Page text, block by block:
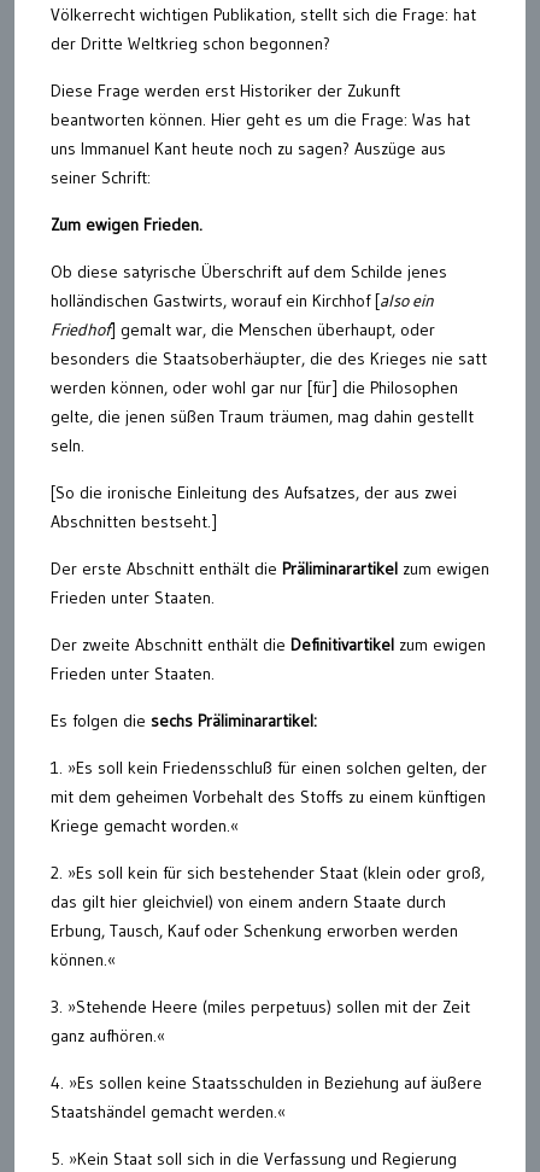
Völkerrecht wichtigen Publikation, stellt sich die Frage: hat
der Dritte Weltkrieg schon begonnen?
Diese Frage werden erst Historiker der Zukunft
beantworten können. Hier geht es um die Frage: Was hat
uns Immanuel Kant heute noch zu sagen? Auszüge aus
seiner Schrift:
Zum ewigen Frieden.
Ob diese satyrische Überschrift auf dem Schilde jenes
holländischen Gastwirts, worauf ein Kirchhof [also ein
Friedhof] gemalt war, die Menschen überhaupt, oder
besonders die Staatsoberhäupter, die des Krieges nie satt
werden können, oder wohl gar nur [für] die Philosophen
gelte, die jenen süßen Traum träumen, mag dahin gestellt
seln.
[So die ironische Einleitung des Aufsatzes, der aus zwei
Abschnitten bestseht.]
Der erste Abschnitt enthält die Präliminarartikel zum ewigen
Frieden unter Staaten.
Der zweite Abschnitt enthält die Definitivartikel zum ewigen
Frieden unter Staaten.
Es folgen die sechs Präliminarartikel:
1. »Es soll kein Friedensschluß für einen solchen gelten, der
mit dem geheimen Vorbehalt des Stoffs zu einem künftigen
Kriege gemacht worden.«
2. »Es soll kein für sich bestehender Staat (klein oder groß,
das gilt hier gleichviel) von einem andern Staate durch
Erbung, Tausch, Kauf oder Schenkung erworben werden
können.«
3. »Stehende Heere (miles perpetuus) sollen mit der Zeit
ganz aufhören.«
4. »Es sollen keine Staatsschulden in Beziehung auf äußere
Staatshändel gemacht werden.«
5. »Kein Staat soll sich in die Verfassung und Regierung